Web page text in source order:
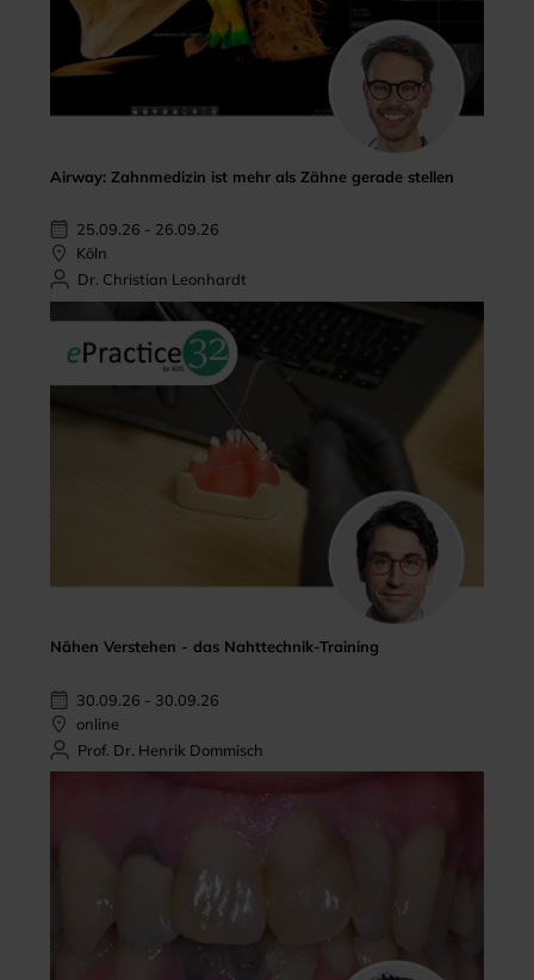
Airway: Zahnmedizin ist mehr als Zähne gerade stellen
25.09.26 - 26.09.26
Köln
Dr. Christian Leonhardt
Nähen Verstehen - das Nahttechnik-Training
30.09.26 - 30.09.26
online
Prof. Dr. Henrik Dommisch